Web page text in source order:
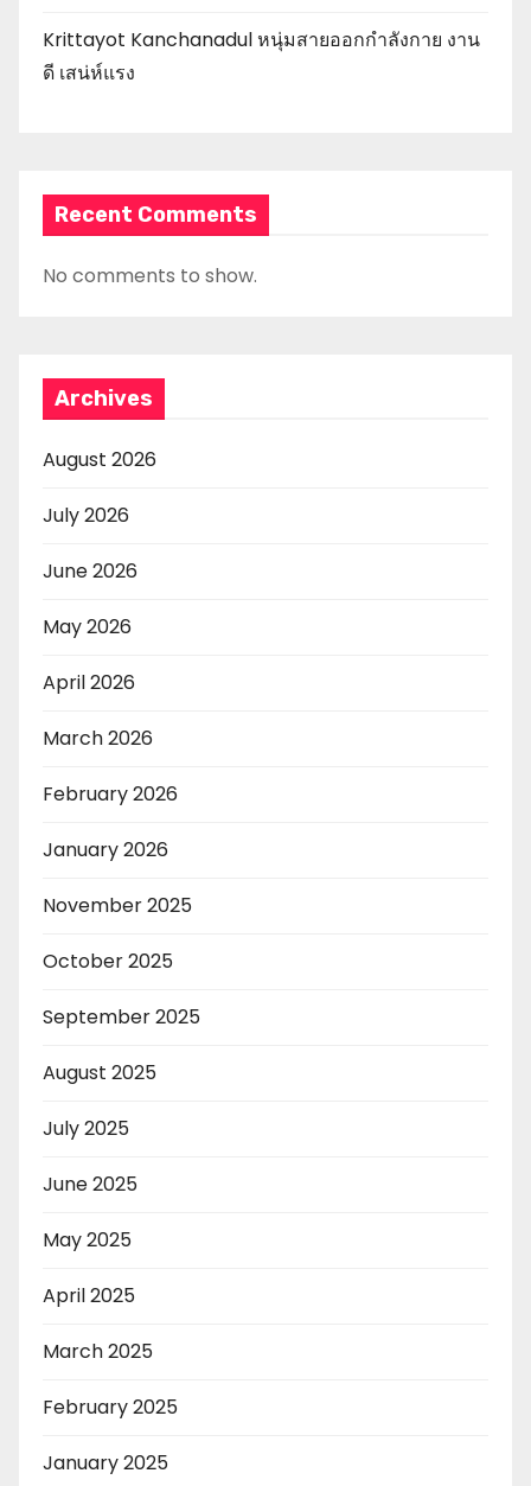
Krittayot Kanchanadul หนุ่มสายออกกำลังกาย งาน
ดี เสน่ห์แรง
Recent Comments
No comments to show.
Archives
August 2026
July 2026
June 2026
May 2026
April 2026
March 2026
February 2026
January 2026
November 2025
October 2025
September 2025
August 2025
July 2025
June 2025
May 2025
April 2025
March 2025
February 2025
January 2025